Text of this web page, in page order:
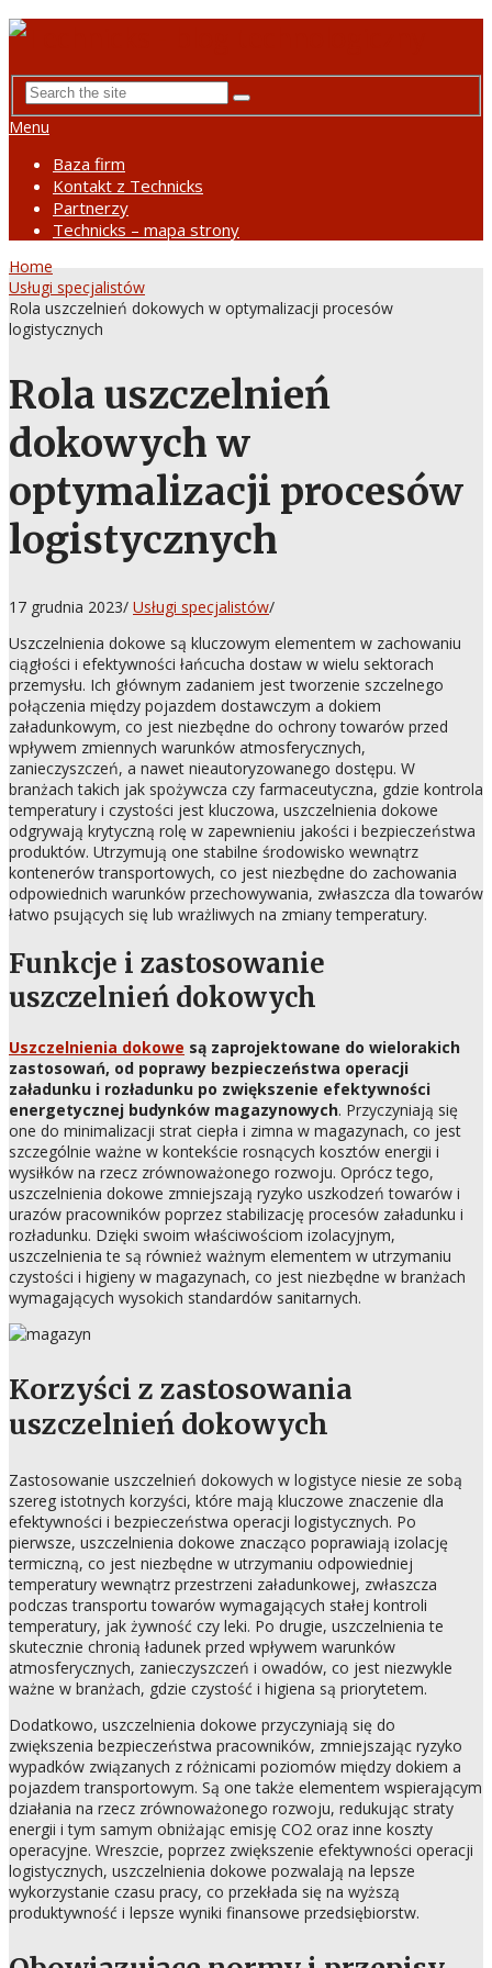
Menu
Baza firm
Kontakt z Technicks
Partnerzy
Technicks – mapa strony
Home
Usługi specjalistów
Rola uszczelnień dokowych w optymalizacji procesów
logistycznych
Rola uszczelnień
dokowych w
optymalizacji procesów
logistycznych
17 grudnia 2023/ Usługi specjalistów/
Uszczelnienia dokowe są kluczowym elementem w zachowaniu
ciągłości i efektywności łańcucha dostaw w wielu sektorach
przemysłu. Ich głównym zadaniem jest tworzenie szczelnego
połączenia między pojazdem dostawczym a dokiem
załadunkowym, co jest niezbędne do ochrony towarów przed
wpływem zmiennych warunków atmosferycznych,
zanieczyszczeń, a nawet nieautoryzowanego dostępu. W
branżach takich jak spożywcza czy farmaceutyczna, gdzie kontrola
temperatury i czystości jest kluczowa, uszczelnienia dokowe
odgrywają krytyczną rolę w zapewnieniu jakości i bezpieczeństwa
produktów. Utrzymują one stabilne środowisko wewnątrz
kontenerów transportowych, co jest niezbędne do zachowania
odpowiednich warunków przechowywania, zwłaszcza dla towarów
łatwo psujących się lub wrażliwych na zmiany temperatury.
Funkcje i zastosowanie
uszczelnień dokowych
Uszczelnienia dokowe są zaprojektowane do wielorakich
zastosowań, od poprawy bezpieczeństwa operacji
załadunku i rozładunku po zwiększenie efektywności
energetycznej budynków magazynowych. Przyczyniają się
one do minimalizacji strat ciepła i zimna w magazynach, co jest
szczególnie ważne w kontekście rosnących kosztów energii i
wysiłków na rzecz zrównoważonego rozwoju. Oprócz tego,
uszczelnienia dokowe zmniejszają ryzyko uszkodzeń towarów i
urazów pracowników poprzez stabilizację procesów załadunku i
rozładunku. Dzięki swoim właściwościom izolacyjnym,
uszczelnienia te są również ważnym elementem w utrzymaniu
czystości i higieny w magazynach, co jest niezbędne w branżach
wymagających wysokich standardów sanitarnych.
Korzyści z zastosowania
uszczelnień dokowych
Zastosowanie uszczelnień dokowych w logistyce niesie ze sobą
szereg istotnych korzyści, które mają kluczowe znaczenie dla
efektywności i bezpieczeństwa operacji logistycznych. Po
pierwsze, uszczelnienia dokowe znacząco poprawiają izolację
termiczną, co jest niezbędne w utrzymaniu odpowiedniej
temperatury wewnątrz przestrzeni załadunkowej, zwłaszcza
podczas transportu towarów wymagających stałej kontroli
temperatury, jak żywność czy leki. Po drugie, uszczelnienia te
skutecznie chronią ładunek przed wpływem warunków
atmosferycznych, zanieczyszczeń i owadów, co jest niezwykle
ważne w branżach, gdzie czystość i higiena są priorytetem.
Dodatkowo, uszczelnienia dokowe przyczyniają się do
zwiększenia bezpieczeństwa pracowników, zmniejszając ryzyko
wypadków związanych z różnicami poziomów między dokiem a
pojazdem transportowym. Są one także elementem wspierającym
działania na rzecz zrównoważonego rozwoju, redukując straty
energii i tym samym obniżając emisję CO2 oraz inne koszty
operacyjne. Wreszcie, poprzez zwiększenie efektywności operacji
logistycznych, uszczelnienia dokowe pozwalają na lepsze
wykorzystanie czasu pracy, co przekłada się na wyższą
produktywność i lepsze wyniki finansowe przedsiębiorstw.